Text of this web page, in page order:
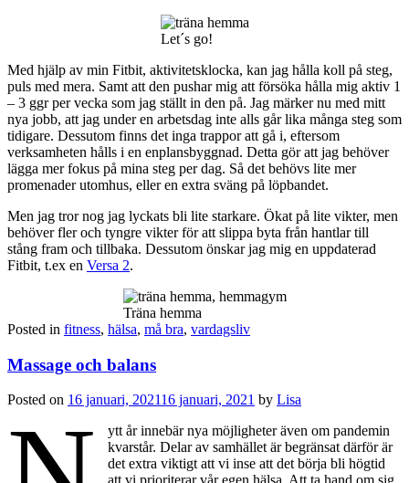
Let´s go!
Med hjälp av min Fitbit, aktivitetsklocka, kan jag hålla koll på steg,
puls med mera. Samt att den pushar mig att försöka hålla mig aktiv 1
– 3 ggr per vecka som jag ställt in den på. Jag märker nu med mitt
nya jobb, att jag under en arbetsdag inte alls går lika många steg som
tidigare. Dessutom finns det inga trappor att gå i, eftersom
verksamheten hålls i en enplansbyggnad. Detta gör att jag behöver
lägga mer fokus på mina steg per dag. Så det behövs lite mer
promenader utomhus, eller en extra sväng på löpbandet.
Men jag tror nog jag lyckats bli lite starkare. Ökat på lite vikter, men
behöver fler och tyngre vikter för att slippa byta från hantlar till
stång fram och tillbaka. Dessutom önskar jag mig en uppdaterad
Fitbit, t.ex en Versa 2.
Träna hemma
Posted in fitness, hälsa, må bra, vardagsliv
Massage och balans
Posted on 16 januari, 202116 januari, 2021 by Lisa
ytt år innebär nya möjligheter även om pandemin
kvarstår. Delar av samhället är begränsat därför är
det extra viktigt att vi inse att det börja bli högtid